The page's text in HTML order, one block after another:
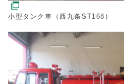
小型タンク車（西九条ST168）